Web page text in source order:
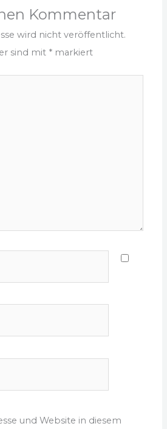
Kommentar
wird nicht veröffentlicht.
sind mit * markiert
und Website in diesem